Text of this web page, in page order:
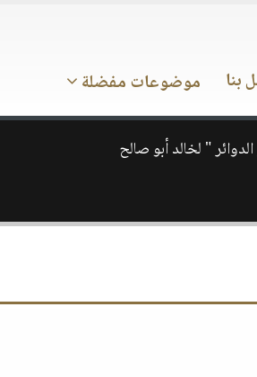
بنا موضوعات مفضلة
" لخالد أبو صالح